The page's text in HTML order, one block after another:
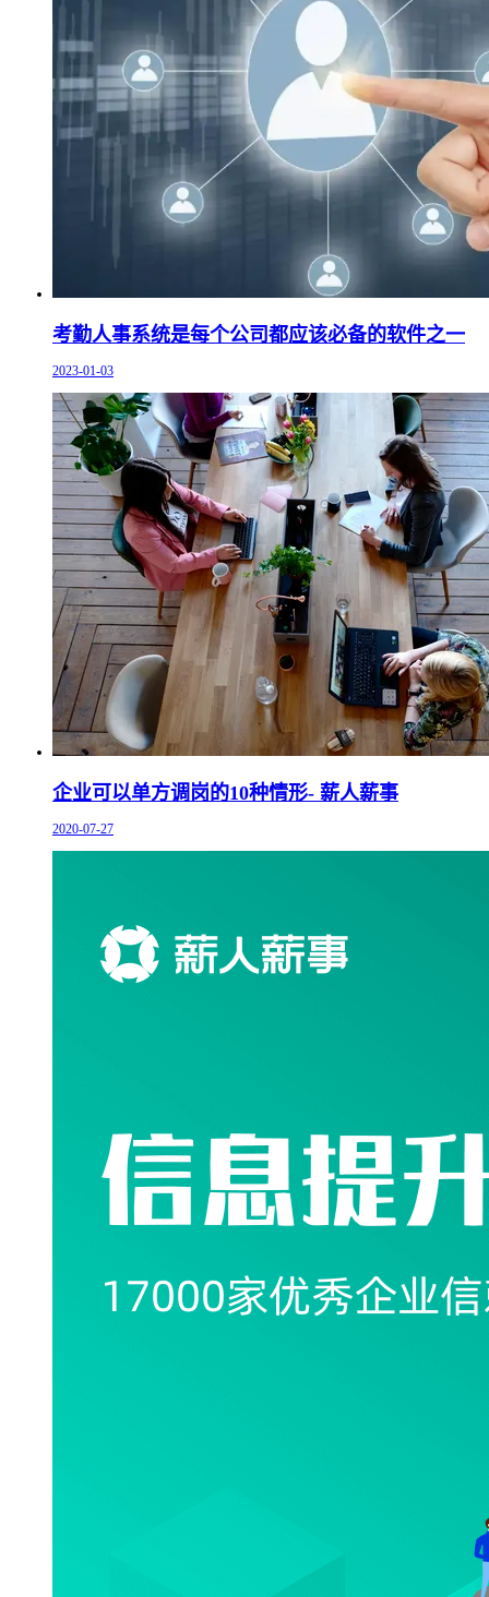
考勤人事系统是每个公司都应该必备的软件之一
2023-01-03
企业可以单方调岗的10种情形- 薪人薪事
2020-07-27